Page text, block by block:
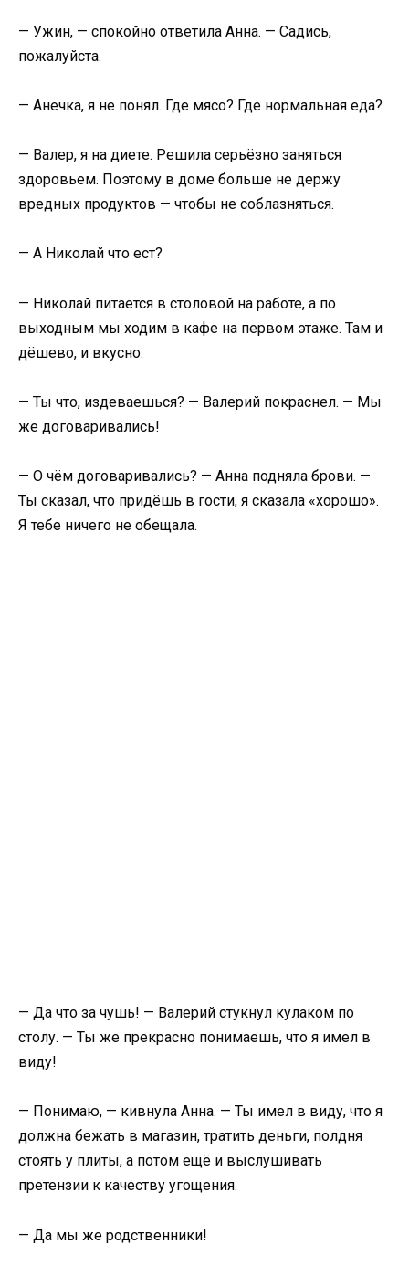
— Ужин, — спокойно ответила Анна. — Садись,
пожалуйста.
— Анечка, я не понял. Где мясо? Где нормальная еда?
— Валер, я на диете. Решила серьёзно заняться
здоровьем. Поэтому в доме больше не держу
вредных продуктов — чтобы не соблазняться.
— А Николай что ест?
— Николай питается в столовой на работе, а по
выходным мы ходим в кафе на первом этаже. Там и
дёшево, и вкусно.
— Ты что, издеваешься? — Валерий покраснел. — Мы
же договаривались!
— О чём договаривались? — Анна подняла брови. —
Ты сказал, что придёшь в гости, я сказала «хорошо».
Я тебе ничего не обещала.
— Да что за чушь! — Валерий стукнул кулаком по
столу. — Ты же прекрасно понимаешь, что я имел в
виду!
— Понимаю, — кивнула Анна. — Ты имел в виду, что я
должна бежать в магазин, тратить деньги, полдня
стоять у плиты, а потом ещё и выслушивать
претензии к качеству угощения.
— Да мы же родственники!